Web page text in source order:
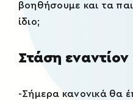
reTREATS
eShop
βοηθήσουμε και τα
ίδιο;
Στάση
-Σήμερα κανονικά θα